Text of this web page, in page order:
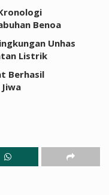
Benoa
Unhas
Listrik
Berhasil